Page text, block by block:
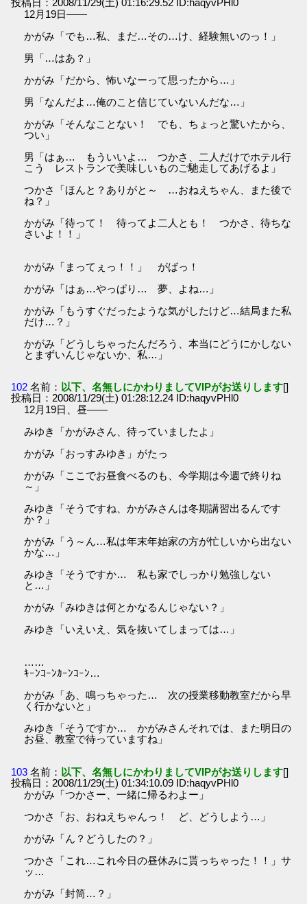
投稿日：2008/11/29(土) 01:16:29.52 ID:haqyvPHl0
12月19日――
かがみ「でも…私、まだ…その…け、経験無いのっ！」
男「…はあ？」
かがみ「だから、怖いなーって思ったから…」
男「なんだよ…俺のこと信じていないんだな…」
かがみ「そんなことない！ でも、ちょっと驚いたから、
つい」
男「はぁ… もういいよ… つかさ、二人だけでホテル行
こう レストランで美味しいものご馳走してあげるよ」
つかさ「ほんと？ありがと～ …おねえちゃん、また後で
ね？」
かがみ「待って！ 待ってよ二人とも！ つかさ、待ちな
さいよ！！」
かがみ「まってぇっ！！」 がばっ！
かがみ「はぁ…やっぱり… 夢、よね…」
かがみ「もうすぐだったような気がしたけど…結局また私
だけ…？」
かがみ「どうしちゃったんだろう、本当にどうにかしない
とまずいんじゃないか、私…」
102 名前： 以下、名無しにかわりましてVIPがお送りします[]
投稿日：2008/11/29(土) 01:28:12.24 ID:haqyvPHl0
12月19日、昼――
みゆき「かがみさん、待っていましたよ」
かがみ「おっすみゆき」がたっ
かがみ「ここでお昼食べるのも、今学期は今週で終りね
～」
みゆき「そうですね、かがみさんは冬期講習出るんです
か？」
かがみ「う～ん…私は年末年始家の方が忙しいから出ない
かな…」
みゆき「そうですか… 私も家でしっかり勉強しない
と…」
かがみ「みゆきは何とかなるんじゃない？」
みゆき「いえいえ、気を抜いてしまっては…」
……
ｷｰﾝｺｰﾝｶｰﾝｺｰﾝ…
かがみ「あ、鳴っちゃった… 次の授業移動教室だから早
く行かないと」
みゆき「そうですか… かがみさんそれでは、また明日の
お昼、教室で待っていますね」
103 名前： 以下、名無しにかわりましてVIPがお送りします[]
投稿日：2008/11/29(土) 01:34:10.09 ID:haqyvPHl0
かがみ「つかさー、一緒に帰るわよー」
つかさ「お、おねえちゃんっ！ ど、どうしよう…」
かがみ「ん？どうしたの？」
つかさ「これ…これ今日の昼休みに貰っちゃった！！」サ
ッ…
かがみ「封筒…？」